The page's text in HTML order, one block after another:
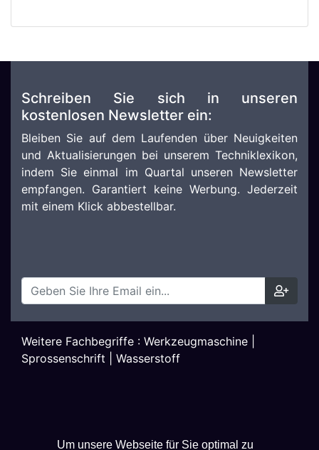
Um unsere Webseite für Sie optimal zu
Schreiben Sie sich in unseren
kostenlosen Newsletter ein:
Bleiben Sie auf dem Laufenden über Neuigkeiten
und Aktualisierungen bei unserem Techniklexikon,
indem Sie einmal im Quartal unseren Newsletter
empfangen. Garantiert keine Werbung. Jederzeit
mit einem Klick abbestellbar.
Weitere Fachbegriffe : Werkzeugmaschine
Sprossenschrift
Wasserstoff